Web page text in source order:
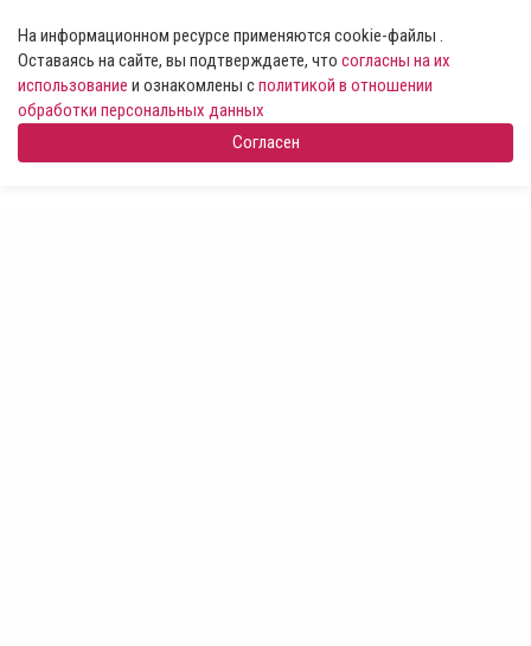
На информационном ресурсе применяются cookie-файлы .
Оставаясь на сайте, вы подтверждаете, что согласны на их
использование и ознакомлены сполитикой в отношении
обработки персональных данных
Согласен